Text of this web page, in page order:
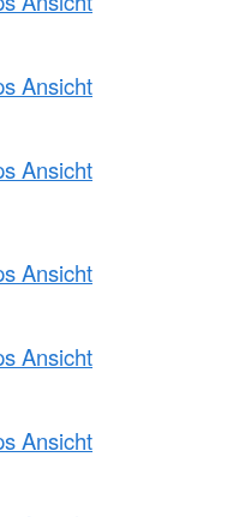
Ansicht
Ansicht
Ansicht
Ansicht
Ansicht